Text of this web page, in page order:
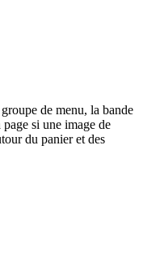
de menu, la bande
si une image de
du panier et des